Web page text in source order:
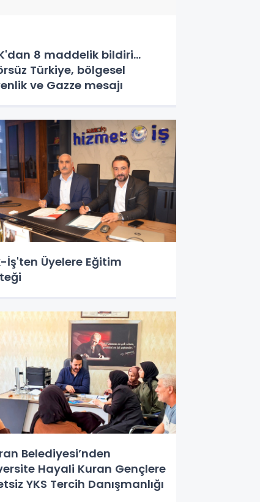
8 maddelik bildiri...
Türkiye, bölgesel
ve Gazze mesajı
İş'ten Üyelere Eğitim
Belediyesi’nden
Hayali Kuran Gençlere
YKS Tercih Danışmanlığı